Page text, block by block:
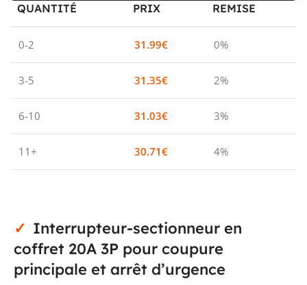
QUANTITÉ PRIX REMISE
0-2 31.99€ 0%
3-5 31.35€ 2%
6-10 31.03€ 3%
11+ 30.71€ 4%
Interrupteur-sectionneur en
coffret 20A 3P pour coupure
principale et arrêt d’urgence